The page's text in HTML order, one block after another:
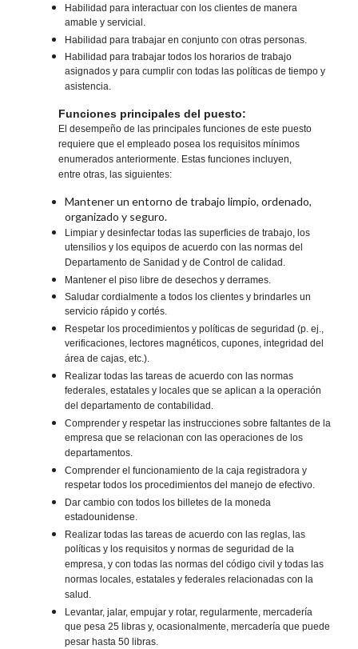
Habilidad para interactuar con los clientes de manera
amable y servicial.
Habilidad para trabajar en conjunto con otras personas.
Habilidad para trabajar todos los horarios de trabajo
asignados y para cumplir con todas las políticas de tiempo y
asistencia.
Funciones principales del puesto:
El desempeño de las principales funciones de este puesto
requiere que el empleado posea los requisitos mínimos
enumerados anteriormente. Estas funciones incluyen,
entre otras, las siguientes:
Mantener un entorno de trabajo limpio, ordenado,
organizado y seguro.
Limpiar y desinfectar todas las superficies de trabajo, los
utensilios y los equipos de acuerdo con las normas del
Departamento de Sanidad y de Control de calidad.
Mantener el piso libre de desechos y derrames.
Saludar cordialmente a todos los clientes y brindarles un
servicio rápido y cortés.
Respetar los procedimientos y políticas de seguridad (p. ej.,
verificaciones, lectores magnéticos, cupones, integridad del
área de cajas, etc.).
Realizar todas las tareas de acuerdo con las normas
federales, estatales y locales que se aplican a la operación
del departamento de contabilidad.
Comprender y respetar las instrucciones sobre faltantes de la
empresa que se relacionan con las operaciones de los
departamentos.
Comprender el funcionamiento de la caja registradora y
respetar todos los procedimientos del manejo de efectivo.
Dar cambio con todos los billetes de la moneda
estadounidense.
Realizar todas las tareas de acuerdo con las reglas, las
políticas y los requisitos y normas de seguridad de la
empresa, y con todas las normas del código civil y todas las
normas locales, estatales y federales relacionadas con la
salud.
Levantar, jalar, empujar y rotar, regularmente, mercadería
que pesa 25 libras y, ocasionalmente, mercadería que puede
pesar hasta 50 libras.